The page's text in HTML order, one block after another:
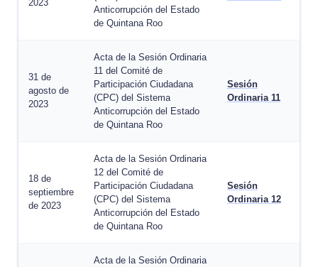
2023
Anticorrupción del Estado
de Quintana Roo
31 de
agosto de
2023
Acta de la Sesión Ordinaria
11 del Comité de
Participación Ciudadana
(CPC) del Sistema
Anticorrupción del Estado
de Quintana Roo
Sesión
Ordinaria 11
18 de
septiembre
de 2023
Acta de la Sesión Ordinaria
12 del Comité de
Participación Ciudadana
(CPC) del Sistema
Anticorrupción del Estado
de Quintana Roo
Sesión
Ordinaria 12
Acta de la Sesión Ordinaria